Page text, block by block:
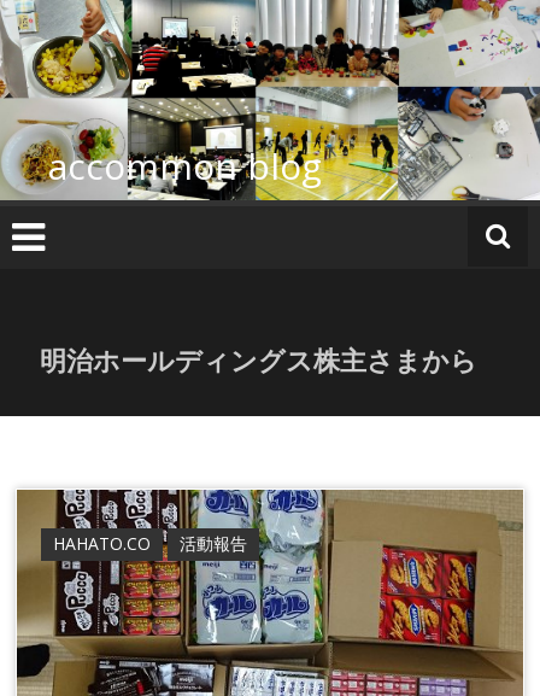
コ
ン
テ
ン
ツ
へ
ス
キ
ッ
accommon blog
明治ホールディングス株主さまから
HAHATO.CO 活動報告